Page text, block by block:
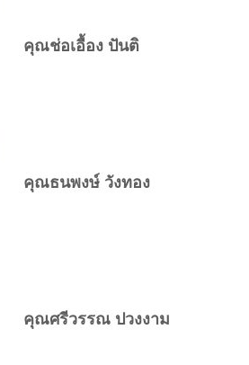
คุณช่อเอื้อง ปันติ
คุณธนพงษ์ วังทอง
คุณศรีวรรณ ปวงงาม